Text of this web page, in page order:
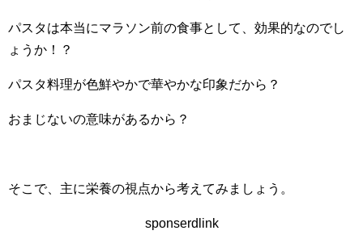
パスタは本当にマラソン前の食事として、効果的なのでし
ょうか！？
パスタ料理が色鮮やかで華やかな印象だから？
おまじないの意味があるから？
そこで、主に栄養の視点から考えてみましょう。
sponserdlink